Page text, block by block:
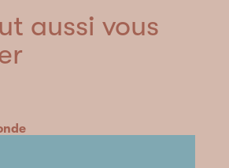
aussi vous